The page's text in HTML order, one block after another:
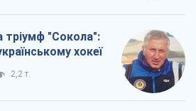
тріумф "Сокола":
хокеї
2,2 т.